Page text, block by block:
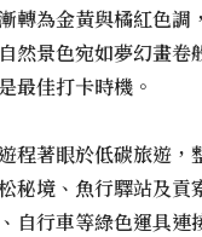
轉為金黃與橘紅色調
然景色宛如夢幻畫卷
最佳打卡時機。
程著眼於低碳旅遊，
秘境、魚行驛站及貢
自行車等綠色運具連